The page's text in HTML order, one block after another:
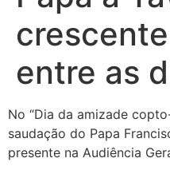
entre as
No “Dia da amizade
saudação do Papa
presente na Audiência